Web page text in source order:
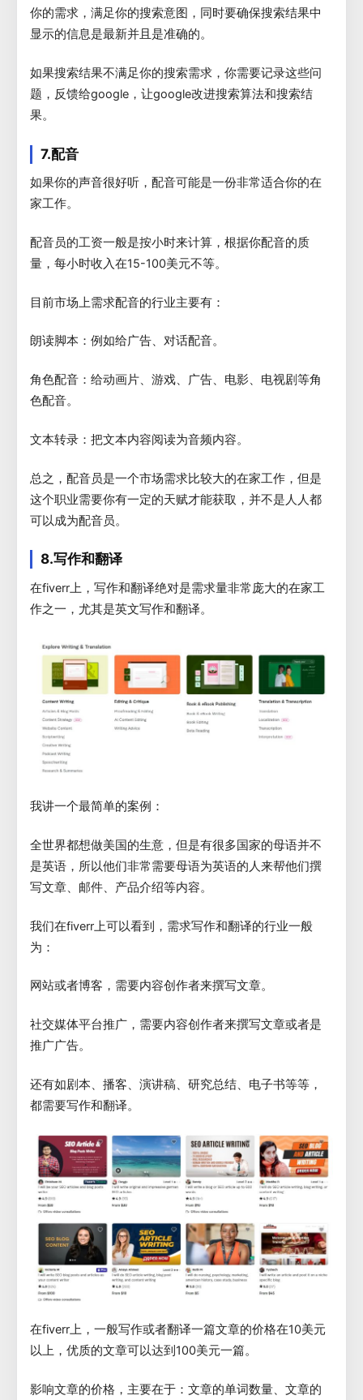
你的需求，满足你的搜索意图，同时要确保搜索结果中
显示的信息是最新并且是准确的。
如果搜索结果不满足你的搜索需求，你需要记录这些问
题，反馈给google，让google改进搜索算法和搜索结
果。
7.配音
如果你的声音很好听，配音可能是一份非常适合你的在
家工作。
配音员的工资一般是按小时来计算，根据你配音的质
量，每小时收入在15-100美元不等。
目前市场上需求配音的行业主要有：
朗读脚本：例如给广告、对话配音。
角色配音：给动画片、游戏、广告、电影、电视剧等角
色配音。
文本转录：把文本内容阅读为音频内容。
总之，配音员是一个市场需求比较大的在家工作，但是
这个职业需要你有一定的天赋才能获取，并不是人人都
可以成为配音员。
8.写作和翻译
在fiverr上，写作和翻译绝对是需求量非常庞大的在家工
作之一，尤其是英文写作和翻译。
我讲一个最简单的案例：
全世界都想做美国的生意，但是有很多国家的母语并不
是英语，所以他们非常需要母语为英语的人来帮他们撰
写文章、邮件、产品介绍等内容。
我们在fiverr上可以看到，需求写作和翻译的行业一般
为：
网站或者博客，需要内容创作者来撰写文章。
社交媒体平台推广，需要内容创作者来撰写文章或者是
推广广告。
还有如剧本、播客、演讲稿、研究总结、电子书等等，
都需要写作和翻译。
在fiverr上，一般写作或者翻译一篇文章的价格在10美元
以上，优质的文章可以达到100美元一篇。
影响文章的价格，主要在于：文章的单词数量、文章的